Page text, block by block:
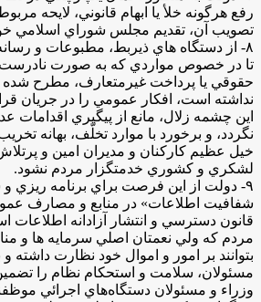
رفع هرگونه خلأ يا ابهام قانوني، لايحه
تصويب آن، تقديم مجلس شوراي اسلامي
۸- از دستگاه هاي ذيربط، مطبوعات و
تا در خصوص مواردي كه به صورت
حقوقي يا پرداخت غيرمتعارف، مطرح شده
نداشته است، افكار عمومي را در جريان
اين چشمه زلال، مانع از پيگيري اقدامات
نگردد، و برخورد با موارد تخلّف، بهانه
خيل عظيم كاركنان و مديران امين و
لشكري و كشوري خدمتگزار مردم نشود.
۹- دولت از اين فرصت براي برنامه ريزي
شفافيت اطلاعات» در منابع و مصارف
قانون دسترسي و انتشار آزادانه اطلاعات
مردم كه ولي نعمتان اصلي سرمايه ها و
بتوانند بر امور و اموال خود نظارت داشته و
مسئولان، سلامت و استحكام نظام را
وزراء و مسئولان دستگاه‌هاي اجرائي